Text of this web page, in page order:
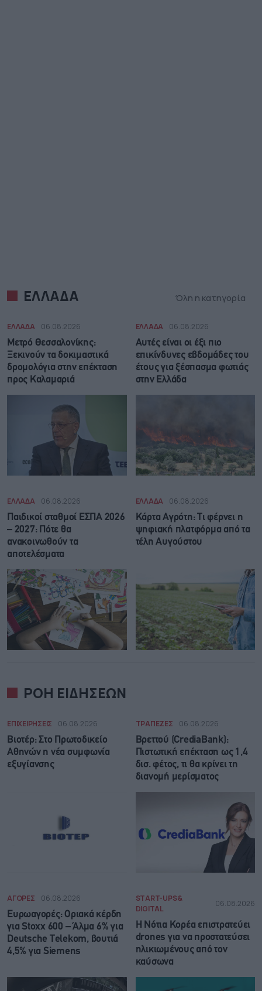
ΕΛΛΑΔΑ Όλη η κατηγορία
ΕΛΛΑΔΑ 06.08.2026
Μετρό Θεσσαλονίκης:
Ξεκινούν τα δοκιμαστικά
δρομολόγια στην επέκταση
προς Καλαμαριά
ΕΛΛΑΔΑ 06.08.2026
Αυτές είναι οι έξι πιο
επικίνδυνες εβδομάδες του
έτους για ξέσπασμα φωτιάς
στην Ελλάδα
ΕΛΛΑΔΑ 06.08.2026
Παιδικοί σταθμοί ΕΣΠΑ 2026
– 2027: Πότε θα
ανακοινωθούν τα
αποτελέσματα
ΕΛΛΑΔΑ 06.08.2026
Κάρτα Αγρότη: Τι φέρνει η
ψηφιακή πλατφόρμα από τα
τέλη Αυγούστου
ΡΟΗ ΕΙΔΗΣΕΩΝ
ΕΠΙΧΕΙΡΗΣΕΙΣ 06.08.2026
Βιοτέρ: Στο Πρωτοδικείο
Αθηνών η νέα συμφωνία
εξυγίανσης
ΤΡΑΠΕΖΕΣ 06.08.2026
Βρεττού (CrediaBank):
Πιστωτική επέκταση ως 1,4
δισ. φέτος, τι θα κρίνει τη
διανομή μερίσματος
ΑΓΟΡΕΣ 06.08.2026
Ευρωαγορές: Οριακά κέρδη
για Stoxx 600 – Άλμα 6% για
Deutsche Telekom, βουτιά
4,5% για Siemens
START-UPS &
DIGITAL
06.08.2026
Η Νότια Κορέα επιστρατεύει
drones για να προστατεύσει
ηλικιωμένους από τον
καύσωνα